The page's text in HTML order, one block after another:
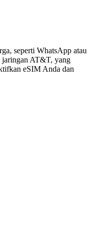
seperti WhatsApp atau
jaringan AT&T, yang
eSIM Anda dan